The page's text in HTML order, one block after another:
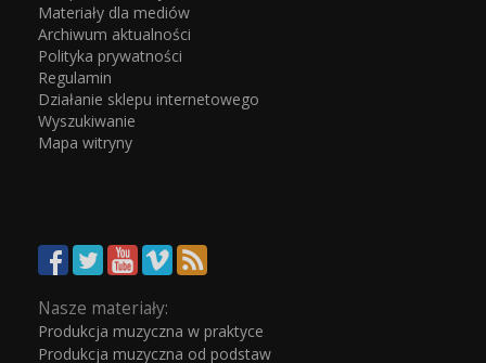
Materiały dla mediów
Archiwum aktualności
Polityka prywatności
Regulamin
Działanie sklepu internetowego
Wyszukiwanie
Mapa witryny
Nasze materiały:
Produkcja muzyczna w praktyce
Produkcja muzyczna od podstaw